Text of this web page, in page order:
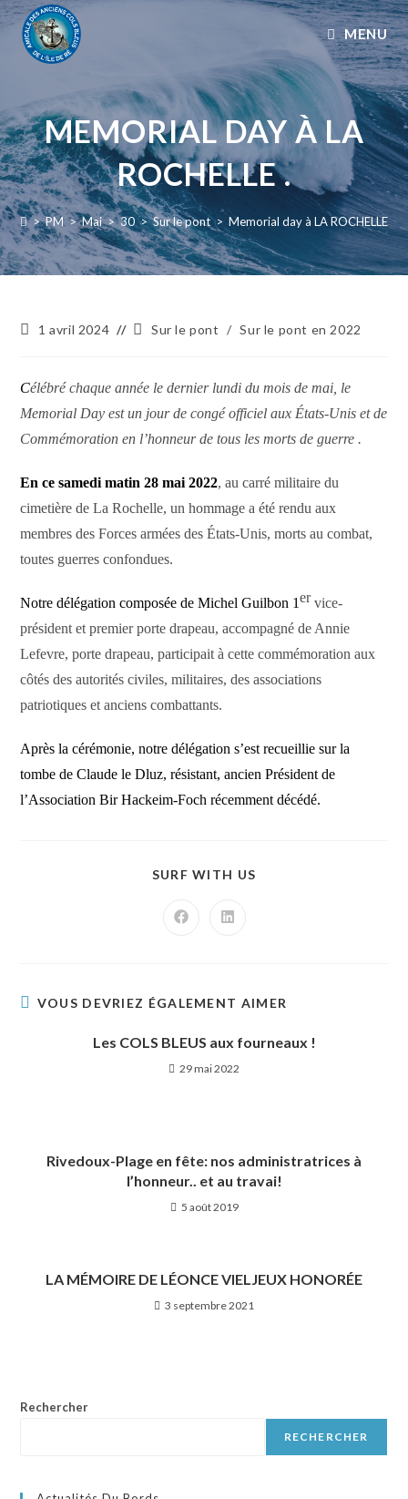
MENU
MEMORIAL DAY À LA
ROCHELLE .
> PM > Mai > 30 > Sur le pont > Memorial day à LA ROCHELLE .
1 avril 2024 Sur le pont / Sur le pont en 2022
Célébré chaque année le dernier lundi du mois de mai, le
Memorial Day est un jour de congé officiel aux États-Uniset de
Commémoration en l’honneur de tous les morts de guerre .
En ce samedi matin 28 mai 2022, au carré militaire du
cimetière de La Rochelle, un hommagea été renduaux
membres des Forces armées des États-Unis, morts au combat,
toutes guerres confondues.
Notre délégation composée de Michel Guilbon 1er vice-
président et premier porte drapeau, accompagné de Annie
Lefevre, porte drapeau, participait à cette commémoration aux
côtés des autorités civiles, militaires, des associations
patriotiques et anciens combattants.
Après la cérémonie, notre délégation s’est recueillie sur la
tombe de Claude le Dluz, résistant, ancien Président de
l’Association Bir Hackeim-Foch récemment décédé.
SURF WITH US
VOUS DEVRIEZ ÉGALEMENT AIMER
Les COLS BLEUS aux fourneaux !
29 mai 2022
Rivedoux-Plage en fête: nos administratrices à
l’honneur.. et au travai!
5 août 2019
LA MÉMOIRE DE LÉONCE VIELJEUX HONORÉE
3 septembre 2021
Rechercher
RECHERCHER